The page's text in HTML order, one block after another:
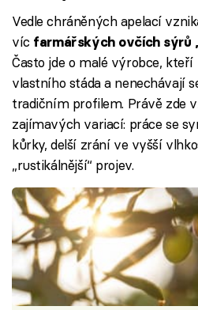
Vedle chráněných apelací
víc farmářských ovčích sýrů
Často jde o malé výrobce,
vlastního stáda a nenechávají
tradičním profilem. Právě zde
zajímavých variací: práce se
kůrky, delší zrání ve vyšší
„rustikálnější“ projev.